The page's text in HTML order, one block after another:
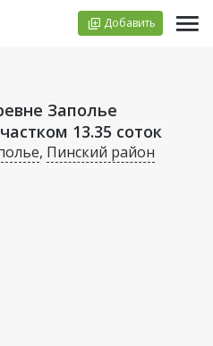
Добавить
Заполье
13.35 соток
, Пинский район